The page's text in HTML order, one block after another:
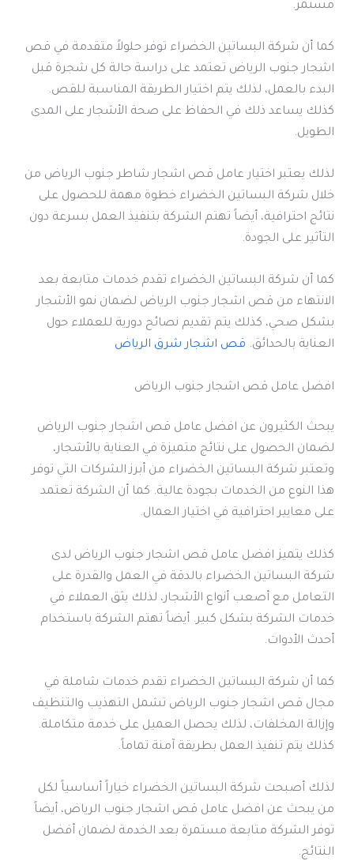
مستمر.
كما أن شركة البساتين الخضراء توفر حلولاً متقدمة في قص
اشجار جنوب الرياض تعتمد على دراسة حالة كل شجرة قبل
البدء بالعمل، لذلك يتم اختيار الطريقة المناسبة للقص.
كذلك يساعد ذلك في الحفاظ على صحة الأشجار على المدى
الطويل.
لذلك يعتبر اختيار عامل قص اشجار شاطر جنوب الرياض من
خلال شركة البساتين الخضراء خطوة مهمة للحصول على
نتائج احترافية، أيضاً تهتم الشركة بتنفيذ العمل بسرعة دون
التأثير على الجودة.
كما أن شركة البساتين الخضراء تقدم خدمات متابعة بعد
الانتهاء من قص اشجار جنوب الرياض لضمان نمو الأشجار
بشكل صحي، كذلك يتم تقديم نصائح دورية للعملاء حول
العناية بالحدائق. قص اشجار شرق الرياض
افضل عامل قص اشجار جنوب الرياض
يبحث الكثيرون عن افضل عامل قص اشجار جنوب الرياض
لضمان الحصول على نتائج متميزة في العناية بالأشجار،
وتعتبر شركة البساتين الخضراء من أبرز الشركات التي توفر
هذا النوع من الخدمات بجودة عالية. كما أن الشركة تعتمد
على معايير احترافية في اختيار العمال.
كذلك يتميز افضل عامل قص اشجار جنوب الرياض لدى
شركة البساتين الخضراء بالدقة في العمل والقدرة على
التعامل مع أصعب أنواع الأشجار، لذلك يثق العملاء في
خدمات الشركة بشكل كبير. أيضاً تهتم الشركة باستخدام
أحدث الأدوات.
كما أن شركة البساتين الخضراء تقدم خدمات شاملة في
مجال قص اشجار جنوب الرياض تشمل التهذيب والتنظيف
وإزالة المخلفات، لذلك يحصل العميل على خدمة متكاملة.
كذلك يتم تنفيذ العمل بطريقة آمنة تماماً.
لذلك أصبحت شركة البساتين الخضراء خياراً أساسياً لكل
من يبحث عن افضل عامل قص اشجار جنوب الرياض، أيضاً
توفر الشركة متابعة مستمرة بعد الخدمة لضمان أفضل
النتائج.